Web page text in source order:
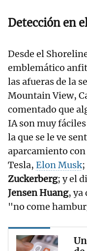
Detección en
Desde el
emblemático
las afueras de la
Mountain View,
comentado que
IA son muy
la que se le ve
aparcamiento
Tesla, Elon Musk;
Zuckerberg; y el
Jensen Huang, ya
"no come